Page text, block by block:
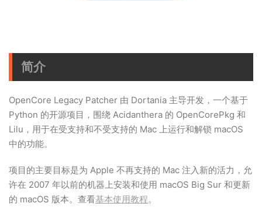
简介
OpenCore Legacy Patcher 由 Dortania 主导开发，一个基于
Python 的开源项目，围绕 Acidanthera 的 OpenCorePkg 和
Lilu，用于在受支持和不受支持的 Mac 上运行和解锁 macOS
中的功能。
项目的主要目标是为 Apple 不再支持的 Mac 注入新的活力，允
许在 2007 年以前的机器上安装和使用 macOS Big Sur 和更新
的 macOS 版本。查看基本使用教程。